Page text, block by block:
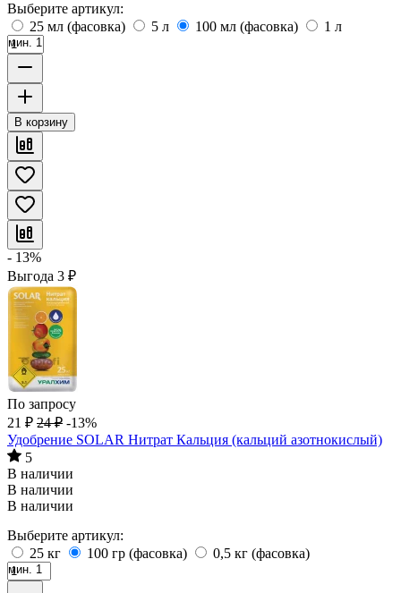
Выберите артикул:
25 мл (фасовка)
5 л 100 мл (фасовка) 1 л
мин. 1
В корзину
- 13%
Выгода 3 ₽
По запросу
21 ₽ 24 ₽ -13%
Удобрение SOLAR Нитрат Кальция (кальций азотнокислый)
5
В наличии
В наличии
В наличии
Выберите артикул:
25 кг
100 гр (фасовка) 0,5 кг (фасовка)
мин. 1